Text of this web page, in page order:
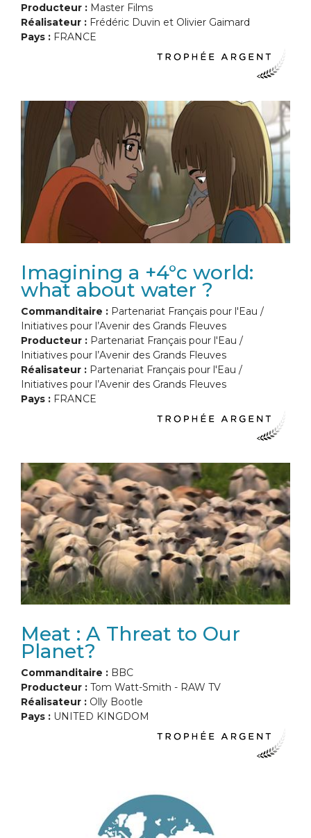
Producteur : Master Films
Réalisateur : Frédéric Duvin et Olivier Gaimard
Pays : FRANCE
Imagining a +4°c world:
what about water ?
Commanditaire : Partenariat Français pour l'Eau /
Initiatives pour l’Avenir des Grands Fleuves
Producteur : Partenariat Français pour l'Eau /
Initiatives pour l’Avenir des Grands Fleuves
Réalisateur : Partenariat Français pour l'Eau /
Initiatives pour l’Avenir des Grands Fleuves
Pays : FRANCE
Meat : A Threat to Our
Planet?
Commanditaire : BBC
Producteur : Tom Watt-Smith - RAW TV
Réalisateur : Olly Bootle
Pays : UNITED KINGDOM